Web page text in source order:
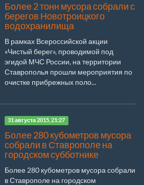
Более 2 тонн мусора собрали с
берегов Новотроицкого
водохранилища
В рамках Всероссийской акции
«Чистый берег», проводимой под
эгидой МЧС России, на территории
Ставрополья прошли мероприятия по
очистке прибрежных поло...
31 августа 2015, 21:27
Более 280 кубометров мусора
собрали в Ставрополе на
городском субботнике
Более 280 кубометров мусора собрали
в Ставрополе на городском